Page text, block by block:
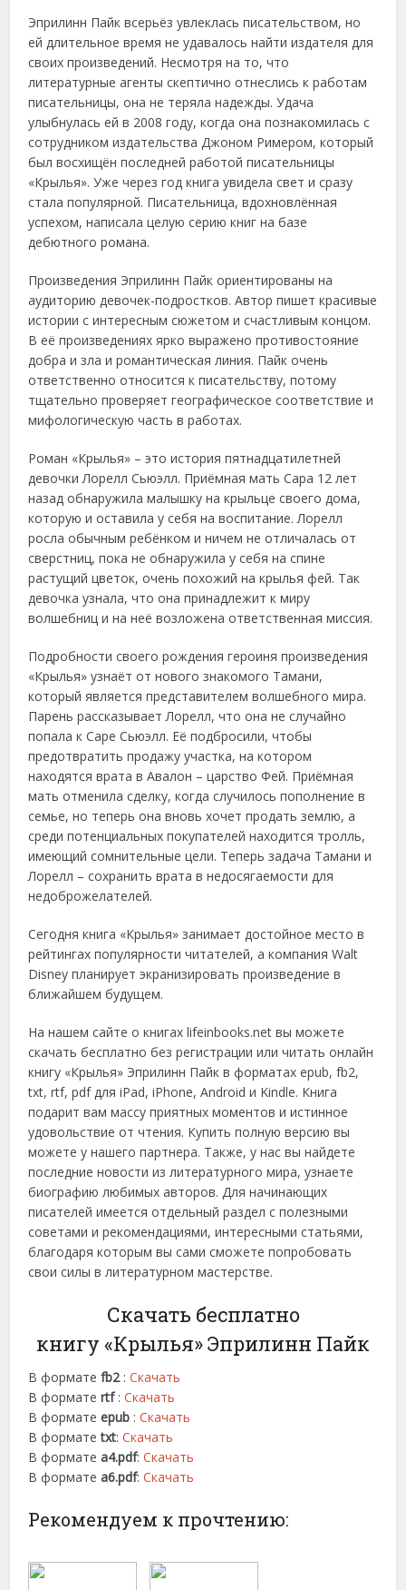
Эприлинн Пайк всерьёз увлеклась писательством, но
ей длительное время не удавалось найти издателя для
своих произведений. Несмотря на то, что
литературные агенты скептично отнеслись к работам
писательницы, она не теряла надежды. Удача
улыбнулась ей в 2008 году, когда она познакомилась с
сотрудником издательства Джоном Римером, который
был восхищён последней работой писательницы
«Крылья». Уже через год книга увидела свет и сразу
стала популярной. Писательница, вдохновлённая
успехом, написала целую серию книг на базе
дебютного романа.
Произведения Эприлинн Пайк ориентированы на
аудиторию девочек-подростков. Автор пишет красивые
истории с интересным сюжетом и счастливым концом.
В её произведениях ярко выражено противостояние
добра и зла и романтическая линия. Пайк очень
ответственно относится к писательству, потому
тщательно проверяет географическое соответствие и
мифологическую часть в работах.
Роман «Крылья» – это история пятнадцатилетней
девочки Лорелл Сьюэлл. Приёмная мать Сара 12 лет
назад обнаружила малышку на крыльце своего дома,
которую и оставила у себя на воспитание. Лорелл
росла обычным ребёнком и ничем не отличалась от
сверстниц, пока не обнаружила у себя на спине
растущий цветок, очень похожий на крылья фей. Так
девочка узнала, что она принадлежит к миру
волшебниц и на неё возложена ответственная миссия.
Подробности своего рождения героиня произведения
«Крылья» узнаёт от нового знакомого Тамани,
который является представителем волшебного мира.
Парень рассказывает Лорелл, что она не случайно
попала к Саре Сьюэлл. Её подбросили, чтобы
предотвратить продажу участка, на котором
находятся врата в Авалон – царство Фей. Приёмная
мать отменила сделку, когда случилось пополнение в
семье, но теперь она вновь хочет продать землю, а
среди потенциальных покупателей находится тролль,
имеющий сомнительные цели. Теперь задача Тамани и
Лорелл – сохранить врата в недосягаемости для
недоброжелателей.
Сегодня книга «Крылья» занимает достойное место в
рейтингах популярности читателей, а компания Walt
Disney планирует экранизировать произведение в
ближайшем будущем.
На нашем сайте о книгах lifeinbooks.net вы можете
скачать бесплатно без регистрации или читать онлайн
книгу «Крылья» Эприлинн Пайк в форматах epub, fb2,
txt, rtf, pdf для iPad, iPhone, Android и Kindle. Книга
подарит вам массу приятных моментов и истинное
удовольствие от чтения. Купить полную версию вы
можете у нашего партнера. Также, у нас вы найдете
последние новости из литературного мира, узнаете
биографию любимых авторов. Для начинающих
писателей имеется отдельный раздел с полезными
советами и рекомендациями, интересными статьями,
благодаря которым вы сами сможете попробовать
свои силы в литературном мастерстве.
Скачать бесплатно
книгу «Крылья» Эприлинн Пайк
В форматеfb2:Скачать
В форматеrtf :Скачать
В форматеepub :Скачать
В форматеtxt:Скачать
В форматеa4.pdf:Скачать
В форматеa6.pdf:Скачать
Рекомендуем к прочтению: